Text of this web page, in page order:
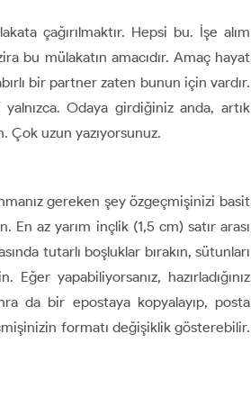
çağırılmaktır. Hepsi bu. İşe alım
bu mülakatın amacıdır. Amaç hayat
bir partner zaten bunun için vardır.
Odaya girdiğiniz anda, artık
Çok uzun yazıyorsunuz.
gereken şey özgeçmişinizi basit
En az yarım inçlik (1,5 cm) satır arası
tutarlı boşluklar bırakın, sütunları
yapabiliyorsanız, hazırladığınız
da bir epostaya kopyalayıp, posta
formatı değişiklik gösterebilir.